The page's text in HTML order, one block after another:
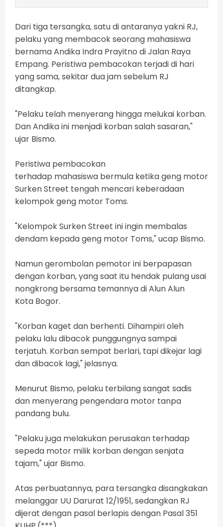
Dari tiga tersangka, satu di antaranya yakni RJ,
pelaku yang membacok seorang mahasiswa
bernama Andika Indra Prayitno di Jalan Raya
Empang. Peristiwa pembacokan terjadi di hari
yang sama, sekitar dua jam sebelum RJ
ditangkap.
"Pelaku telah menyerang hingga melukai korban.
Dan Andika ini menjadi korban salah sasaran,"
ujar Bismo.
Peristiwa pembacokan
terhadap mahasiswa bermula ketika geng motor
Surken Street tengah mencari keberadaan
kelompok geng motor Toms.
"Kelompok Surken Street ini ingin membalas
dendam kepada geng motor Toms," ucap Bismo.
Namun gerombolan pemotor ini berpapasan
dengan korban, yang saat itu hendak pulang usai
nongkrong bersama temannya di Alun Alun
Kota Bogor.
"Korban kaget dan berhenti. Dihampiri oleh
pelaku lalu dibacok punggungnya sampai
terjatuh. Korban sempat berlari, tapi dikejar lagi
dan dibacok lagi," jelasnya.
Menurut Bismo, pelaku terbilang sangat sadis
dan menyerang pengendara motor tanpa
pandang bulu.
"Pelaku juga melakukan perusakan terhadap
sepeda motor milik korban dengan senjata
tajam," ujar Bismo.
Atas perbuatannya, para tersangka disangkakan
melanggar UU Darurat 12/1951, sedangkan RJ
dijerat dengan pasal berlapis dengan Pasal 351